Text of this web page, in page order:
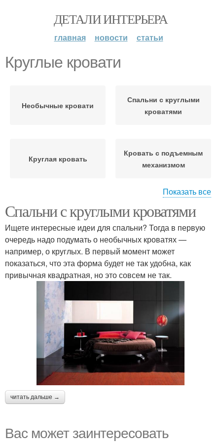
ДЕТАЛИ ИНТЕРЬЕРА
главная новости статьи
Круглые кровати
Необычные кровати
Спальни с круглыми
кроватями
Круглая кровать
Кровать с подъемным
механизмом
круглой кровати
кроватью
Кровать в винтажном
стиле
Показать все
Спальни с круглыми кроватями
Ищете интересные идеи для спальни? Тогда в первую
очередь надо подумать о необычных кроватях —
например, о круглых. В первый момент может
показаться, что эта форма будет не так удобна, как
привычная квадратная, но это совсем не так.
читать дальше →
Вас может заинтересовать